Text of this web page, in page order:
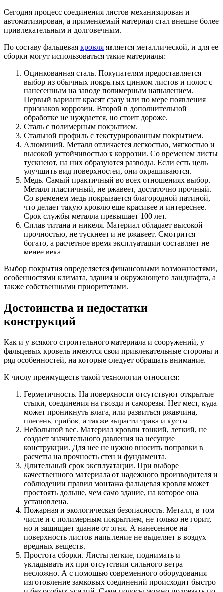
Сегодня процесс соединения листов механизирован и
автоматизирован, а применяемый материал стал внешне более
привлекательным и долговечным.
По составу фальцевая кровля является металлической, и для ее
сборки могут использоваться такие материалы:
Оцинкованная сталь. Покупателям предоставляется
выбор из обычных покрытых цинком листов и полос с
нанесенным на заводе полимерным напылением.
Первый вариант красят сразу или по мере появления
признаков коррозии. Второй в дополнительной
обработке не нуждается, но стоит дороже.
Сталь с полимерным покрытием.
Стальной профиль с текстурированным покрытием.
Алюминий. Металл отличается легкостью, мягкостью и
высокой устойчивостью к коррозии. Со временем листы
тускнеют, на них образуются разводы. Если есть цель
улучшить вид поверхностей, они окрашиваются.
Медь. Самый практичный во всех отношениях выбор.
Металл пластичный, не ржавеет, достаточно прочный.
Со временем медь покрывается благородной патиной,
что делает такую кровлю еще красивее и интереснее.
Срок службы металла превышает 100 лет.
Сплав титана и никеля. Материал обладает высокой
прочностью, не тускнеет и не ржавеет. Смотрится
богато, а расчетное время эксплуатации составляет не
менее века.
Выбор покрытия определяется финансовыми возможностями,
особенностями климата, здания и окружающего ландшафта, а
также собственными приоритетами.
Достоинства и недостатки
конструкций
Как и у всякого строительного материала и сооружений, у
фальцевых кровель имеются свои привлекательные стороны и
ряд особенностей, на которые следует обращать внимание.
К числу преимуществ такой технологии относятся:
Герметичность. На поверхности отсутствуют открытые
стыки, соединения на гвозди и саморезы. Нет мест, куда
может проникнуть влага, или развиться ржавчина,
плесень, грибок, а также вырасти трава и кусты.
Небольшой вес. Материал кровли тонкий, легкий, не
создает значительного давления на несущие
конструкции. Для нее не нужно вносить поправки в
расчеты на прочность стен и фундамента.
Длительный срок эксплуатации. При выборе
качественного материала от надежного производителя и
соблюдении правил монтажа фальцевая кровля может
простоять дольше, чем само здание, на которое она
установлена.
Пожарная и экологическая безопасность. Металл, в том
числе и с полимерным покрытием, не только не горит,
но и защищает здание от огня. А нанесенное на
поверхность листов напыление не выделяет в воздух
вредных веществ.
Простота сборки. Листы легкие, поднимать и
укладывать их при отсутствии сильного ветра
несложно. А с помощью современного оборудования
изготовление замковых соединений происходит быстро